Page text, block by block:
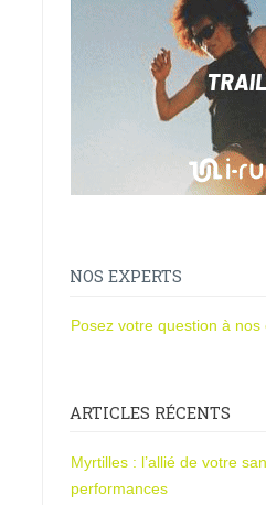
NOS EXPERTS
Posez votre question à nos
ARTICLES RÉCENTS
Myrtilles : l’allié de votre
performances